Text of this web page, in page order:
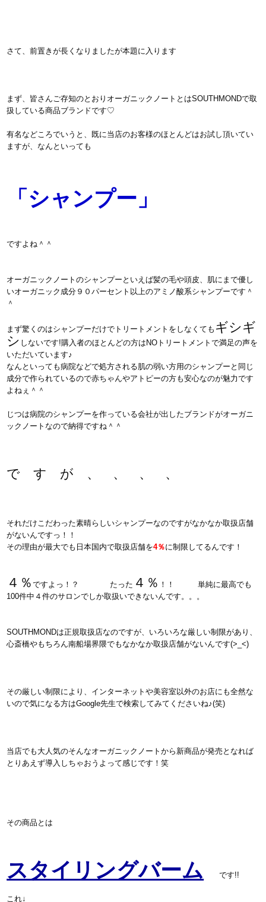
さて、前置きが長くなりましたが本題に入ります
まず、皆さんご存知のとおりオーガニックノートとはSOUTHMONDで取
扱している商品ブランドです♡
有名などころでいうと、既に当店のお客様のほとんどはお試し頂いてい
ますが、なんといっても
「シャンプー」
ですよね＾＾
オーガニックノートのシャンプーといえば髪の毛や頭皮、肌にまで優し
いオーガニック成分９０パーセント以上のアミノ酸系シャンプーです＾
＾
まず驚くのはシャンプーだけでトリートメントをしなくても ギシギ
シ しないです!購入者のほとんどの方はNOトリートメントで満足の声を
いただいています♪
なんといっても病院などで処方される肌の弱い方用のシャンプーと同じ
成分で作られているので赤ちゃんやアトピーの方も安心なのが魅力です
よねぇ＾＾
じつは病院のシャンプーを作っている会社が出したブランドがオーガニ
ックノートなので納得ですね＾＾
で す が 、 、 、 、
それだけこだわった素晴らしいシャンプーなのですがなかなか取扱店舗
がないんですっ！！
その理由が最大でも日本国内で取扱店舗を4％に制限してるんです！
４％ですよっ！？ たった ４％ ！！ 単純に最高でも
100件中４件のサロンでしか取扱いできないんです。。。
SOUTHMONDは正規取扱店なのですが、いろいろな厳しい制限があり、
心斎橋やもちろん南船場界隈でもなかなか取扱店舗がないんです(>_<)
その厳しい制限により、インターネットや美容室以外のお店にも全然な
いので気になる方はGoogle先生で検索してみてくださいね♪(笑)
当店でも大人気のそんなオーガニックノートから新商品が発売となれば
とりあえず導入しちゃおうよって感じです！笑
その商品とは
スタイリングバーム です!!
これ↓